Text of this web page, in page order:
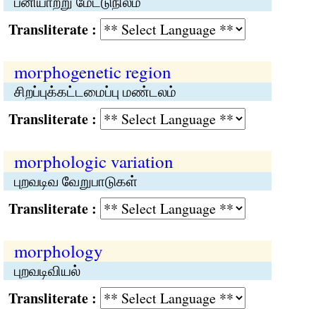
:
morphogenetic region
சிறப்புக்கட்டமைப்பு மண்டலம்
:
morphologic variation
புறவடிவ வேறுபாடுகள்
:
morphology
புறவடிவியல்
: